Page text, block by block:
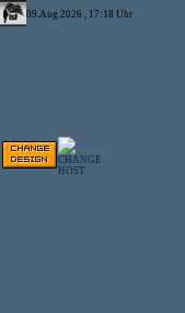
09.Aug.2026 , 17:18 Uhr